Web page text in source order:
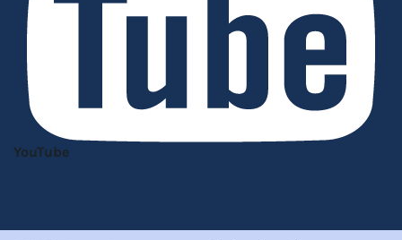
YouTube